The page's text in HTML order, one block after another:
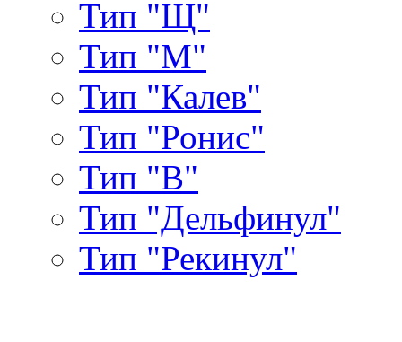
Тип "Щ"
Тип "М"
Тип "Калев"
Тип "Ронис"
Тип "В"
Тип "Дельфинул"
Тип "Рекинул"